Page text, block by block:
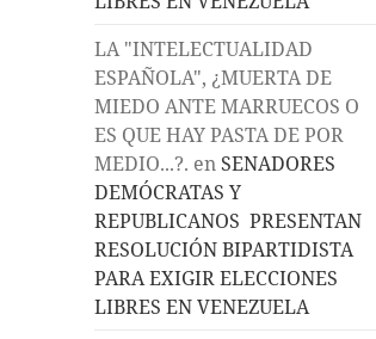
LA "INTELECTUALIDAD
ESPAÑOLA", ¿MUERTA DE
MIEDO ANTE MARRUECOS O
ES QUE HAY PASTA DE POR
MEDIO...?. en SENADORES
DEMÓCRATAS Y
REPUBLICANOS PRESENTAN
RESOLUCIÓN BIPARTIDISTA
PARA EXIGIR ELECCIONES
LIBRES EN VENEZUELA